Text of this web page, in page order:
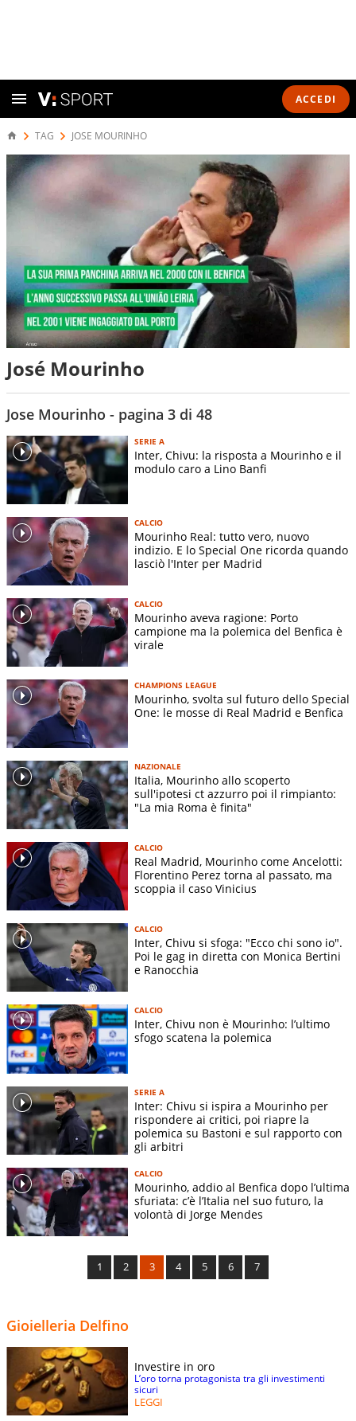
ACCEDI
TAG JOSE MOURINHO
José Mourinho
Jose Mourinho - pagina 3 di 48
SERIE A
Inter, Chivu: la risposta a Mourinho e il
modulo caro a Lino Banfi
CALCIO
Mourinho Real: tutto vero, nuovo
indizio. E lo Special One ricorda quando
lasciò l'Inter per Madrid
CALCIO
Mourinho aveva ragione: Porto
campione ma la polemica del Benfica è
virale
CHAMPIONS LEAGUE
Mourinho, svolta sul futuro dello Special
One: le mosse di Real Madrid e Benfica
NAZIONALE
Italia, Mourinho allo scoperto
sull'ipotesi ct azzurro poi il rimpianto:
"La mia Roma è finita"
CALCIO
Real Madrid, Mourinho come Ancelotti:
Florentino Perez torna al passato, ma
scoppia il caso Vinicius
CALCIO
Inter, Chivu si sfoga: "Ecco chi sono io".
Poi le gag in diretta con Monica Bertini
e Ranocchia
CALCIO
Inter, Chivu non è Mourinho: l’ultimo
sfogo scatena la polemica
SERIE A
Inter: Chivu si ispira a Mourinho per
rispondere ai critici, poi riapre la
polemica su Bastoni e sul rapporto con
gli arbitri
CALCIO
Mourinho, addio al Benfica dopo l’ultima
sfuriata: c’è l’Italia nel suo futuro, la
volontà di Jorge Mendes
1 2 3 4 5 6 7
Gioielleria Delfino
Investire in oro
L’oro torna protagonista tra gli investimenti
sicuri
LEGGI